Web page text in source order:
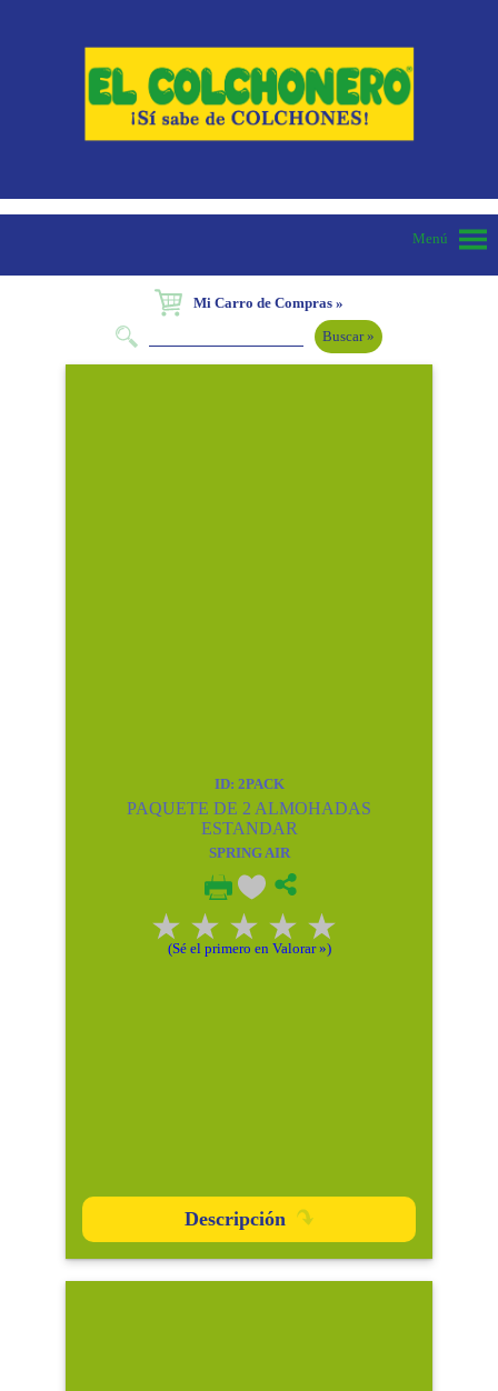
Menú
Mi Carro de Compras »
ID: 2PACK
PAQUETE DE 2 ALMOHADAS
ESTANDAR
SPRING AIR
(Sé el primero en Valorar »)
Descripción